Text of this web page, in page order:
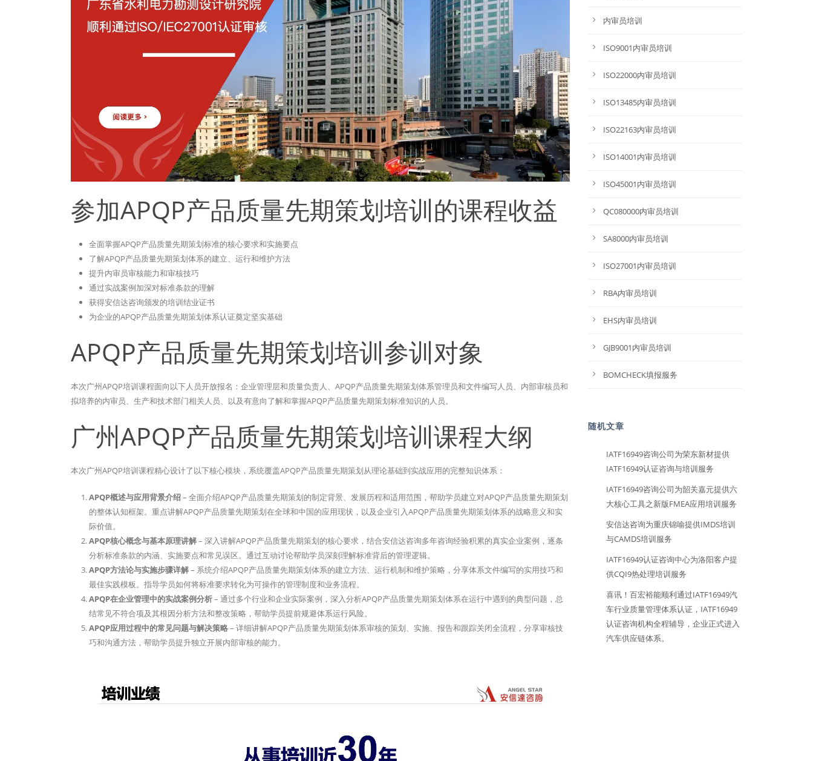
参加APQP产品质量先期策划培训的课程收益
全面掌握APQP产品质量先期策划标准的核心要求和实施要点
了解APQP产品质量先期策划体系的建立、运行和维护方法
提升内审员审核能力和审核技巧
通过实战案例加深对标准条款的理解
获得安信达咨询颁发的培训结业证书
为企业的APQP产品质量先期策划体系认证奠定坚实基础
APQP产品质量先期策划培训参训对象
本次广州APQP培训课程面向以下人员开放报名：企业管理层和质量负责人、APQP产品质量先期策划体系管理员和文件编写人员、内部审核员和
拟培养的内审员、生产和技术部门相关人员、以及有意向了解和掌握APQP产品质量先期策划标准知识的人员。
广州APQP产品质量先期策划培训课程大纲
本次广州APQP培训课程精心设计了以下核心模块，系统覆盖APQP产品质量先期策划从理论基础到实战应用的完整知识体系：
APQP概述与应用背景介绍– 全面介绍APQP产品质量先期策划的制定背景、发展历程和适用范围，帮助学员建立对APQP产品质量先期策划
的整体认知框架。重点讲解APQP产品质量先期策划在全球和中国的应用现状，以及企业引入APQP产品质量先期策划体系的战略意义和实
际价值。
APQP核心概念与基本原理讲解– 深入讲解APQP产品质量先期策划的核心要求，结合安信达咨询多年咨询经验积累的真实企业案例，逐条
分析标准条款的内涵、实施要点和常见误区。通过互动讨论帮助学员深刻理解标准背后的管理逻辑。
APQP方法论与实施步骤详解– 系统介绍APQP产品质量先期策划体系的建立方法、运行机制和维护策略，分享体系文件编写的实用技巧和
最佳实践模板。指导学员如何将标准要求转化为可操作的管理制度和业务流程。
APQP在企业管理中的实战案例分析– 通过多个行业和企业实际案例，深入分析APQP产品质量先期策划体系在运行中遇到的典型问题，总
结常见不符合项及其根因分析方法和整改策略，帮助学员提前规避体系运行风险。
APQP应用过程中的常见问题与解决策略– 详细讲解APQP产品质量先期策划体系审核的策划、实施、报告和跟踪关闭全流程，分享审核技
巧和沟通方法，帮助学员提升独立开展内部审核的能力。
内审员培训
ISO9001内审员培训
ISO22000内审员培训
ISO13485内审员培训
ISO22163内审员培训
ISO14001内审员培训
ISO45001内审员培训
QC080000内审员培训
SA8000内审员培训
ISO27001内审员培训
RBA内审员培训
EHS内审员培训
GJB9001内审员培训
BOMCHECK填报服务
随机文章
IATF16949咨询公司为荣东新材提供
IATF16949认证咨询与培训服务
IATF16949咨询公司为韶关嘉元提供六
大核心工具之新版FMEA应用培训服务
安信达咨询为重庆锦喻提供IMDS培训
与CAMDS培训服务
IATF16949认证咨询中心为洛阳客户提
供CQI9热处理培训服务
喜讯！百宏裕能顺利通过IATF16949汽
车行业质量管理体系认证，IATF16949
认证咨询机构全程辅导，企业正式进入
汽车供应链体系。